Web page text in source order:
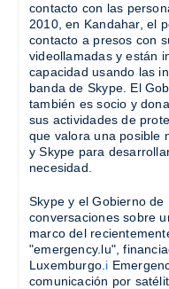
contacto con las
2010, en Kandahar, el
contacto a presos con
videollamadas y están
capacidad usando las
banda de Skype. El
también es socio y
sus actividades de
que valora una posible
y Skype para
necesidad.
Skype y el Gobierno
conversaciones sobre
marco del
"emergency.lu",
Luxemburgo. i
comunicación por